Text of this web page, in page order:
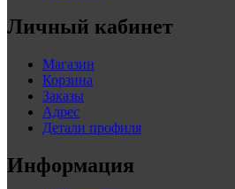
Личный кабинет
Магазин
Корзина
Заказы
Адрес
Детали профиля
Информация